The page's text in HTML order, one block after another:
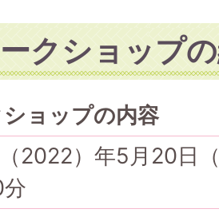
クショップ
ョップの内容
2022）年5月20日